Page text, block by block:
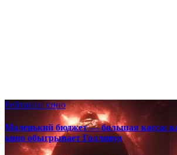
Рейтинги кино
Маленький бюджет — большая касса:
кино обыгрывает Голливуд